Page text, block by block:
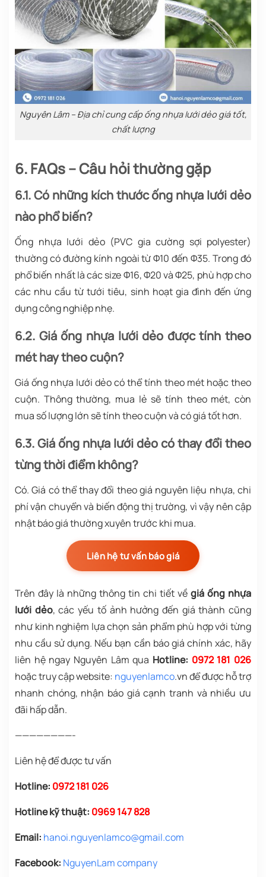
Nguyên Lâm – Địa chỉ cung cấp ống nhựa lưới dẻo giá tốt,
chất lượng
6. FAQs – Câu hỏi thường gặp
6.1. Có những kích thước ống nhựa lưới dẻo
nào phổ biến?
Ống nhựa lưới dẻo (PVC gia cường sợi polyester)
thường có đường kính ngoài từ Φ10 đến Φ35. Trong đó
phổ biến nhất là các size Φ16, Φ20 và Φ25, phù hợp cho
các nhu cầu từ tưới tiêu, sinh hoạt gia đình đến ứng
dụng công nghiệp nhẹ.
6.2. Giá ống nhựa lưới dẻo được tính theo
mét hay theo cuộn?
Giá ống nhựa lưới dẻo có thể tính theo mét hoặc theo
cuộn. Thông thường, mua lẻ sẽ tính theo mét, còn
mua số lượng lớn sẽ tính theo cuộn và có giá tốt hơn.
6.3. Giá ống nhựa lưới dẻo có thay đổi theo
từng thời điểm không?
Có. Giá có thể thay đổi theo giá nguyên liệu nhựa, chi
phí vận chuyển và biến động thị trường, vì vậy nên cập
nhật báo giá thường xuyên trước khi mua.
Liên hệ tư vấn báo giá
Trên đây là những thông tin chi tiết về giá ống nhựa
lưới dẻo, các yếu tố ảnh hưởng đến giá thành cũng
như kinh nghiệm lựa chọn sản phẩm phù hợp với từng
nhu cầu sử dụng. Nếu bạn cần báo giá chính xác, hãy
liên hệ ngay Nguyên Lâm qua Hotline: 0972 181 026
hoặc truy cập website: nguyenlamco.vn để được hỗ trợ
nhanh chóng, nhận báo giá cạnh tranh và nhiều ưu
đãi hấp dẫn.
————————-
Liên hệ để được tư vấn
Hotline: 0972 181 026
Hotline kỹ thuật: 0969 147 828
Email: hanoi.nguyenlamco@gmail.com
Facebook: NguyenLam company